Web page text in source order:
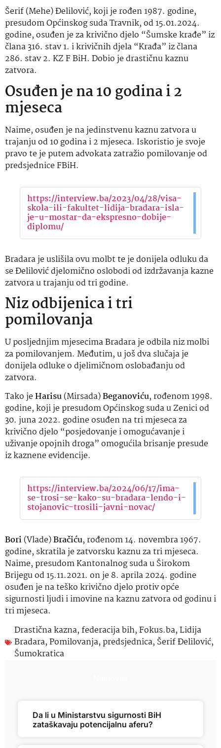
Šerif (Mehe) Đelilović, koji je rođen 1987. godine,
presudom Općinskog suda Travnik, od 15.01.2024.
godine, osuđen je za krivično djelo “Šumske krađe” iz
člana 316. stav 1. i krivičnih djela “Krađa” iz člana
286. stav 2. KZ F BiH. Dobio je drastičnu kaznu
zatvora.
Osuđen je na 10 godina i 2
mjeseca
Naime, osuđen je na jedinstvenu kaznu zatvora u
trajanju od 10 godina i 2 mjeseca. Iskoristio je svoje
pravo te je putem advokata zatražio pomilovanje od
predsjednice FBiH.
https://interview.ba/2023/04/28/visa-
skola-ili-fakultet-lidija-bradara-isla-
je-u-mostar-da-ekspresno-dobije-
diplomu/
Bradara je uslišila ovu molbt te je donijela odluku da
se Đelilović djelomično oslobodi od izdržavanja kazne
zatvora u trajanju od tri godine.
Niz odbijenica i tri
pomilovanja
U posljednjim mjesecima Bradara je odbila niz molbi
za pomilovanjem. Međutim, u još dva slučaja je
donijela odluke o djelimičnom oslobađanju od
zatvora.
Tako jeHarisu(Mirsada)Beganoviću, rođenom 1998.
godine, koji je presudom Općinskog suda u Zenici od
30. juna 2022. godine osuđen na tri mjeseca za
krivično djelo “posjedovanje i omogućavanje i
uživanje opojnih droga” omogućila brisanje presude
iz kaznene evidencije.
https://interview.ba/2024/06/17/ima-
se-trosi-se-kako-su-bradara-lendo-i-
stojanovic-trosili-javni-novac/
Bori(Vlade)Bračiću, rođenom 14. novembra 1967.
godine, skratila je zatvorsku kaznu za tri mjeseca.
Naime, presudom Kantonalnog suda u Širokom
Brijegu od 15.11.2021. on je 8. aprila 2024. godine
osuđen je na teško krivično djelo protiv opće
sigurnosti ljudi i imovine na kaznu zatvora od godinu i
tri mjeseca.
Drastična kazna,federacija bih,Fokus.ba,Lidija
Bradara,Pomilovanja, predsjednica, Šerif Đelilović,
Šumokratica
Da li u Ministarstvu sigurnosti BiH
zataškavaju potencijalnu aferu?